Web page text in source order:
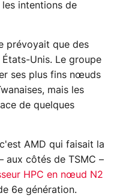
intentions de
prévoyait que des
Unis. Le groupe
ses plus fins nœuds
mais les
de quelques
AMD qui faisait la
aux côtés de TSMC –
HPC en nœud N2
6e génération.